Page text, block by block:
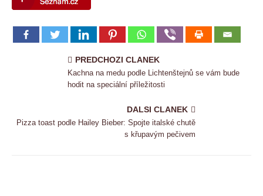
PREDCHOZI CLANEK
Kachna na medu podle Lichtenštejnů se vám bude
hodit na speciální příležitosti
DALSI CLANEK
Pizza toast podle Hailey Bieber: Spojte italské chutě
s křupavým pečivem